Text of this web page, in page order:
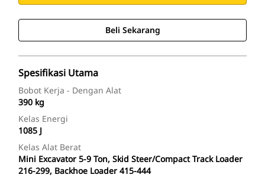
Beli Sekarang
Spesifikasi Utama
Bobot Kerja - Dengan Alat
390 kg
Kelas Energi
1085 J
Kelas Alat Berat
Mini Excavator 5-9 Ton, Skid Steer/Compact Track Loader
216-299, Backhoe Loader 415-444